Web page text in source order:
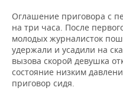
Оглашение приговора с
на три часа. После
молодых журналисток
удержали и усадили на
вызова скорой девушка
состояние низким
приговор сидя.